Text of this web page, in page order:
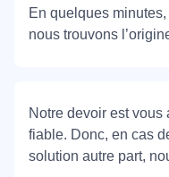
En quelques
nous trouvons
Notre devoir est
fiable. Donc, en cas
solution autre part,